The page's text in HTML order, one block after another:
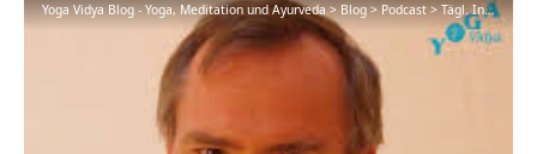
Yoga Vidya Blog - Yoga, Meditation und Ayurveda>Blog>Podcast>Tägl. Inspiration